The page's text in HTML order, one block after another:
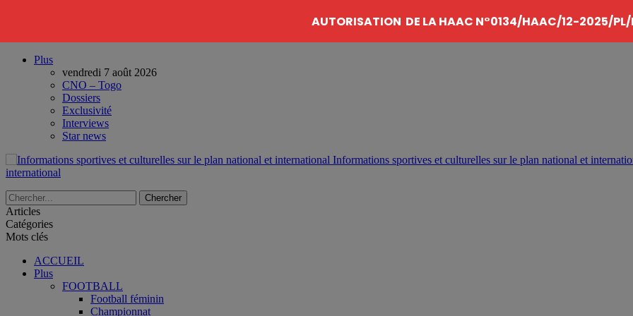
Plus
vendredi 7 août 2026
CNO – Togo
Dossiers
Exclusivité
Interviews
Star news
Informations sportives et culturelles sur le plan national et
international
Articles
Catégories
Mots clés
ACCUEIL
Plus
FOOTBALL
Football féminin
Championnat
AUTORISATION DE LA HAAC N°0134/HAAC/12-2025/PL/